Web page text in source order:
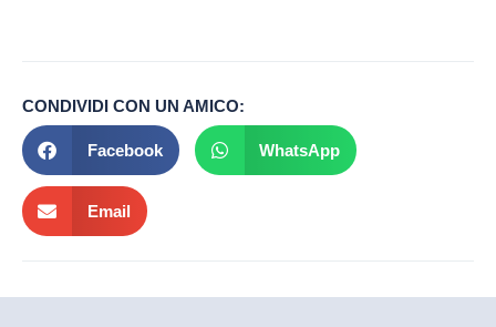
CONDIVIDI CON UN AMICO:
Facebook WhatsApp
Email